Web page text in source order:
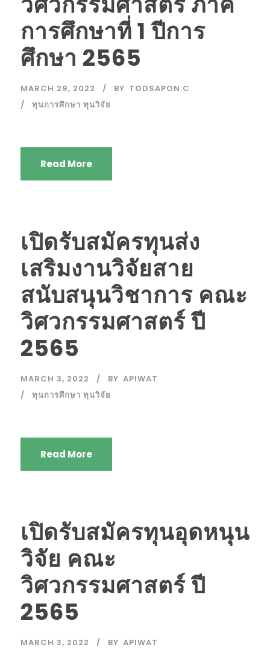
การศึกษาที่ 1 ปีการ
ศึกษา 2565
MARCH 29, 2022 BY TODSAPON.C
ทุนการศึกษา ทุนวิจัย
Read More
เปิดรับสมัครทุนส่ง
เสริมงานวิจัยสาย
สนับสนุนวิชาการ คณะ
วิศวกรรมศาสตร์ ปี
2565
MARCH 3, 2022 BY APIWAT
ทุนการศึกษา ทุนวิจัย
Read More
เปิดรับสมัครทุนอุดหนุน
วิจัย คณะ
วิศวกรรมศาสตร์ ปี
2565
MARCH 3, 2022 BY APIWAT